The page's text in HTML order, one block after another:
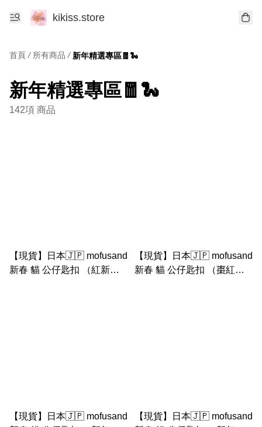
kikiss.store
首頁 / 所有商品 / 新年精選專區🧧🐍
新年精選專區🧧🐍
142項 商品
【現貨】日本🇯🇵 mofusand
新春 貓 公仔匙扣 （紅新年
【現貨】日本🇯🇵 mofusand
新春 貓 公仔匙扣 （棗紅新
【現貨】日本🇯🇵 mofusand
【現貨】日本🇯🇵 mofusand